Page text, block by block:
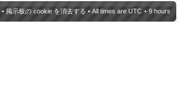
• 掲示板の cookie を消去する • All times are UTC + 9 hours